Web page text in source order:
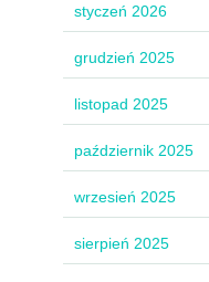
styczeń 2026
grudzień 2025
listopad 2025
październik 2025
wrzesień 2025
sierpień 2025